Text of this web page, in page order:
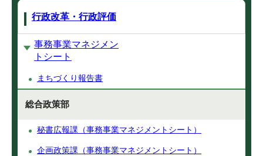
行政改革・行政評価
事務事業マネジメン
トシート
まちづくり報告書
総合政策部
秘書広報課（事務事業マネジメントシート）
企画政策課（事務事業マネジメントシート）